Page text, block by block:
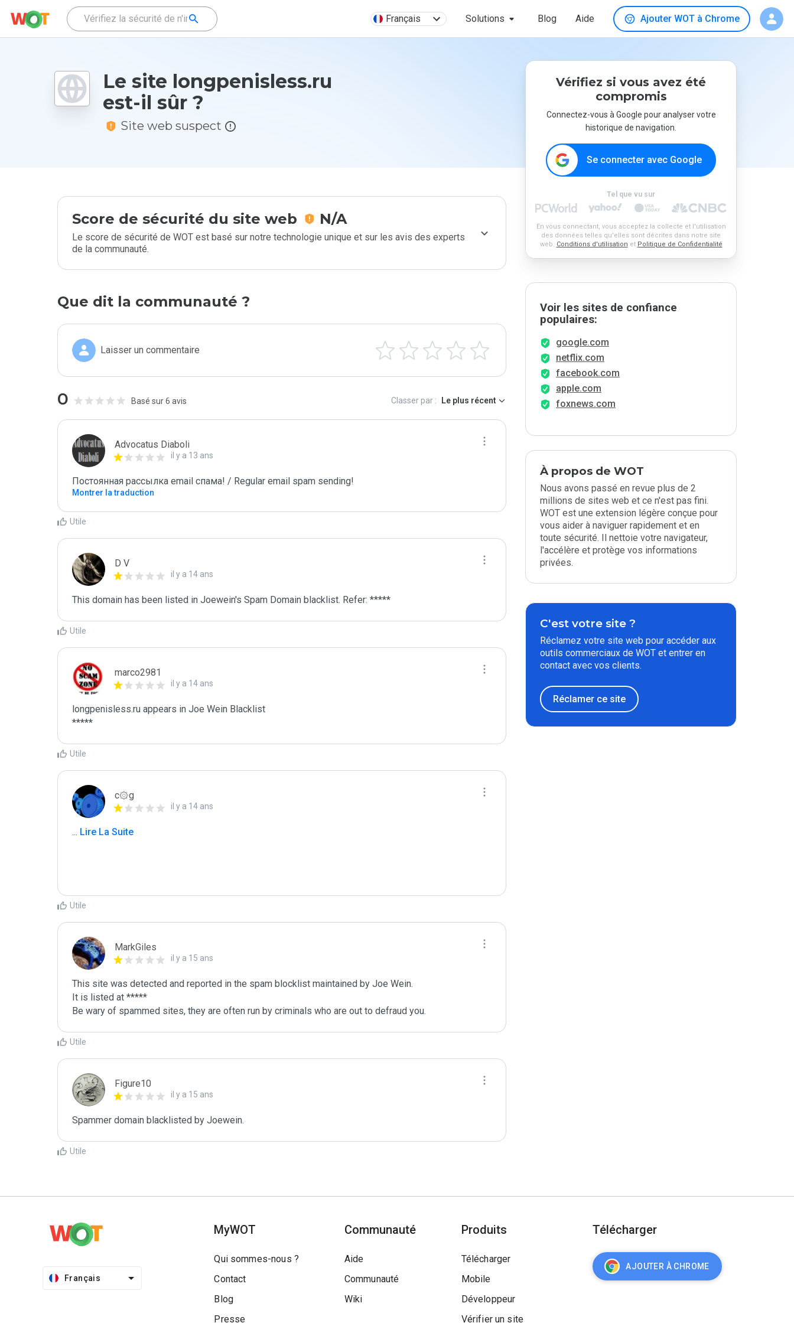
Français Solutions Blog Aide Ajouter WOT à Chrome
Le site longpenisless.ru
est-il sûr ?
Site web suspect
Score de sécurité du site web N/A
Le score de sécurité de WOT est basé sur notre technologie unique et sur les avis des experts
de la communauté.
Que dit la communauté ?
Laisser un commentaire
0 Basé sur 6 avis Classer par : Le plus récent
Advocatus Diaboli
il y a 13 ans
Постоянная рассылка email спама! / Regular email spam sending!
Montrer la traduction
Utile
D V
il y a 14 ans
This domain has been listed in Joewein's Spam Domain blacklist. Refer: *****
Utile
marco2981
il y a 14 ans
longpenisless.ru appears in Joe Wein Blacklist
*****
Utile
c۞g
il y a 14 ans
... Lire La Suite
Utile
MarkGiles
il y a 15 ans
This site was detected and reported in the spam blocklist maintained by Joe Wein.
It is listed at *****
Be wary of spammed sites, they are often run by criminals who are out to defraud you.
Utile
Figure10
il y a 15 ans
Spammer domain blacklisted by Joewein.
Utile
Vérifiez si vous avez été
compromis
Connectez-vous à Google pour analyser votre
historique de navigation.
Se connecter avec Google
Tel que vu sur
En vous connectant, vous acceptez la collecte et l'utilisation
des données telles qu'elles sont décrites dans notre site
web. Conditions d'utilisation et Politique de Confidentialité
Voir les sites de confiance
populaires:
google.com
netflix.com
facebook.com
apple.com
foxnews.com
À propos de WOT
Nous avons passé en revue plus de 2
millions de sites web et ce n'est pas fini.
WOT est une extension légère conçue pour
vous aider à naviguer rapidement et en
toute sécurité. Il nettoie votre navigateur,
l'accélère et protège vos informations
privées.
C'est votre site ?
Réclamez votre site web pour accéder aux
outils commerciaux de WOT et entrer en
contact avec vos clients.
Réclamer ce site
Français
MyWOT
Qui sommes-nous ?
Contact
Blog
Presse
Communauté
Aide
Communauté
Wiki
Produits
Télécharger
Mobile
Développeur
Vérifier un site
Télécharger
AJOUTER À CHROME